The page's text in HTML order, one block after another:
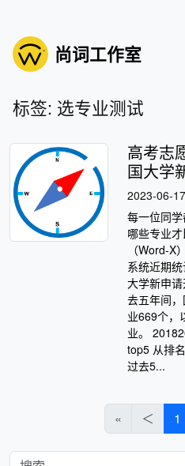
尚词工作室
标签: 选专业测试
高考志
国大学
2023-06-
每一位同
哪些专业
（Word-X
系统近期
大学新申
去五年间
业669个，
业。
top5 从排
过去5...
« ＜ 1